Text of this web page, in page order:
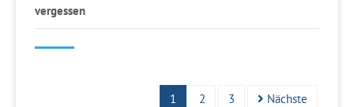
vergessen
1 2 3 Nächste